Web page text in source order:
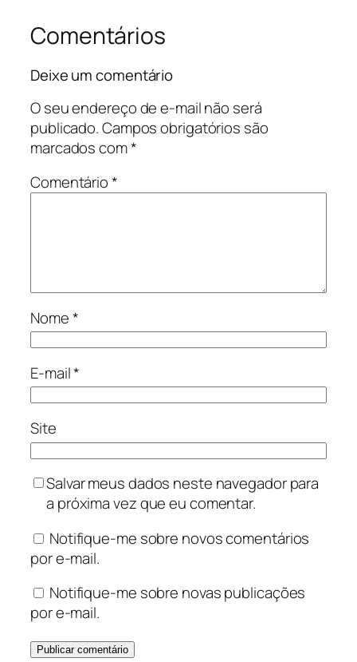
Comentários
Deixe um comentário
O seu endereço de e-mail não será
publicado.Campos obrigatórios são
marcados com*
Comentário*
Nome*
E-mail*
Site
Salvar meus dados neste navegador para
a próxima vez que eu comentar.
Notifique-me sobre novos comentários
por e-mail.
Notifique-me sobre novas publicações
por e-mail.